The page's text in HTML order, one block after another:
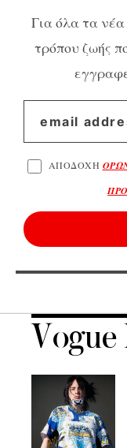
Για όλα τα νέα
τρόπου ζωής
ΑΠΟΔΟΧΗ